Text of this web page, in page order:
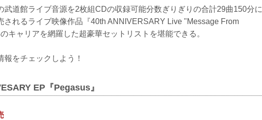
武道館ライブ音源を2枚組CDの収録可能分数ぎりぎりの合計29曲150分に
されるライブ映像作品『40th ANNIVERSARY Live "Message From
キャリアを網羅した超豪華セットリストを堪能できる。
をチェックしよう！
EP『Pegasus』